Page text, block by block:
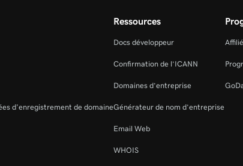
d'enregistrement de domaine
Ressources
Docs développeur
Confirmation de l’ICANN
Domaines d’entreprise
Générateur de nom d’entreprise
Email Web
WHOIS